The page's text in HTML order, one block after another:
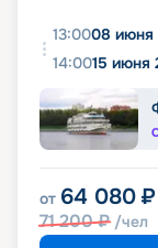
13:0008 июня
14:0015 июня
от 64 080 ₽
71 200₽ /чел